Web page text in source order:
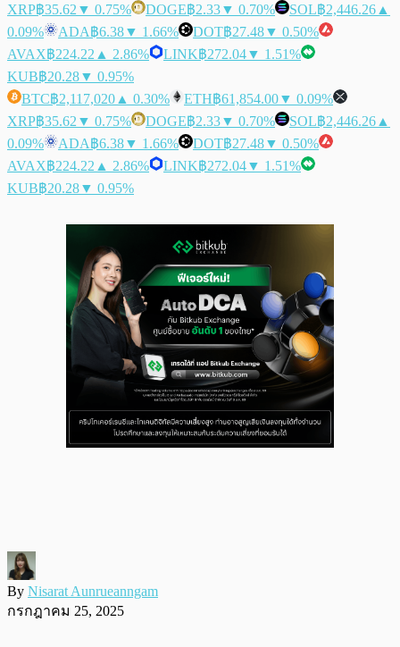
XRP฿35.62 ▼ 0.75% DOGE฿2.33▼ 0.70% SOL฿2,446.26 ▲
0.09%
ADA฿6.38▼ 1.66% DOT฿27.48▼ 0.50%
AVAX฿224.22 ▲ 2.86% LINK฿272.04▼ 1.51%
KUB฿20.28▼ 0.95%
BTC฿2,117,020 ▲ 0.30% ETH฿61,854.00▼ 0.09%
XRP฿35.62 ▼ 0.75% DOGE฿2.33▼ 0.70% SOL฿2,446.26 ▲
0.09%
ADA฿6.38▼ 1.66% DOT฿27.48▼ 0.50%
AVAX฿224.22 ▲ 2.86% LINK฿272.04▼ 1.51%
KUB฿20.28▼ 0.95%
By Nisarat Aunrueanngam
กรกฎาคม 25, 2025